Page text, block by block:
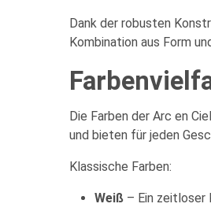
Dank der robusten
Kombination aus Form
Die Farben der Arc en
und bieten für jeden
Klassische Farben:
Weiß – Ein zeitloser